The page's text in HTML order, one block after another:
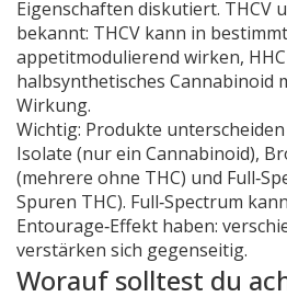
Eigenschaften diskutiert. THCV
bekannt: THCV kann in
appetitmodulierend wirken,
halbsynthetisches Cannabinoid
Wirkung.
Wichtig: Produkte
Isolate (nur ein Cannabinoid),
(mehrere ohne THC) und
Spuren THC). Full‑Spectrum
Entourage‑Effekt haben:
verstärken sich gegenseitig.
Worauf solltest du